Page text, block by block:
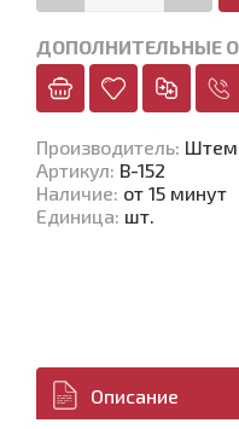
ДОПОЛНИТЕЛЬНЫЕ
Производитель:
Артикул: В-152
Наличие: от 15 минут
Единица: шт.
Описание